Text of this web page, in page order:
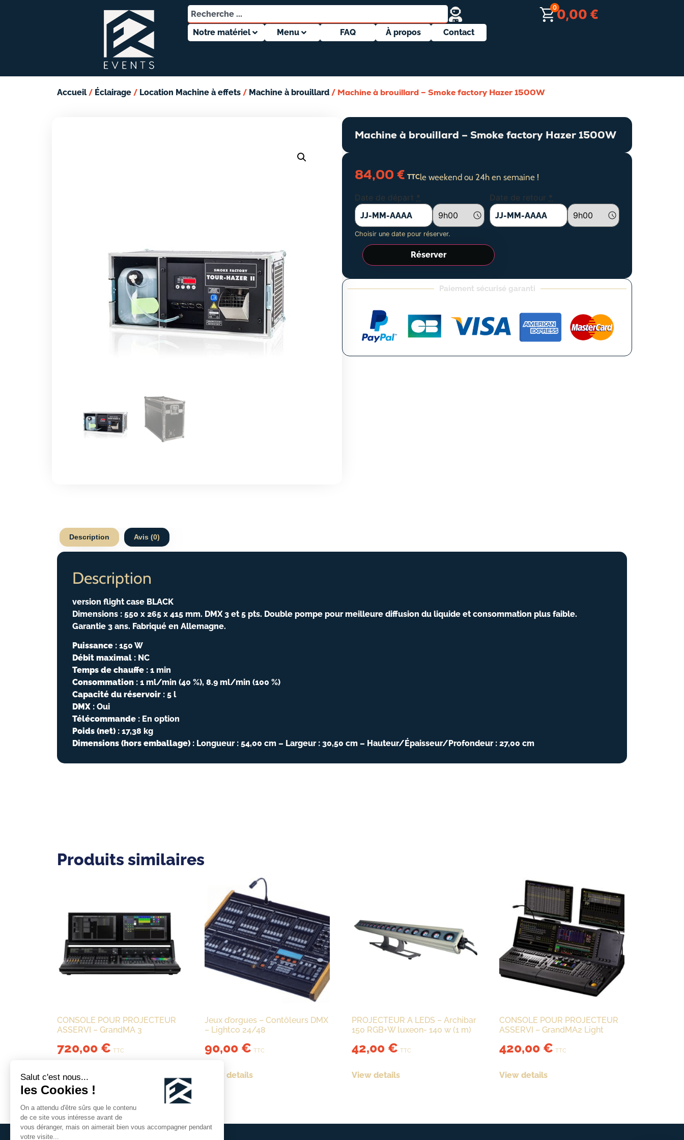
00,00 €
Notre matériel Menu FAQ À propos Contact
Accueil/ Éclairage / Location Machine à effets / Machine à brouillard / Machine à brouillard – Smoke factory Hazer 1500W
Machine à brouillard – Smoke factory Hazer 1500W
84,00 € TTCle weekend ou 24h en semaine !
Date de départ * Date de retour *
Choisir une date pour réserver.
Réserver
Paiement sécurisé garanti
Description Avis (0)
Description
version flight case BLACK
Dimensions : 550 x 265 x 415 mm. DMX 3 et 5 pts. Double pompe pour meilleure diffusion du liquide et consommation plus faible.
Garantie 3 ans. Fabriqué en Allemagne.
Puissance : 150 W
Débit maximal : NC
Temps de chauffe : 1 min
Consommation : 1 ml/min (40 %), 8.9 ml/min (100 %)
Capacité du réservoir : 5 l
DMX : Oui
Télécommande : En option
Poids (net) : 17,38 kg
Dimensions (hors emballage) : Longueur : 54,00 cm – Largeur : 30,50 cm – Hauteur/Épaisseur/Profondeur : 27,00 cm
Produits similaires
CONSOLE POUR PROJECTEUR
ASSERVI – GrandMA 3
720,00 € TTC
View details
Jeux d’orgues – Contôleurs DMX
– Lightco 24/48
90,00 € TTC
View details
PROJECTEUR A LEDS – Archibar
150 RGB+W luxeon- 140 w (1 m)
42,00 € TTC
View details
CONSOLE POUR PROJECTEUR
ASSERVI – GrandMA2 Light
420,00 € TTC
View details